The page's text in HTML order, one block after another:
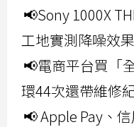
📢Sony 1000X
工地實測降噪效
📢電商平台買「
環44次還帶維修
📢 Apple Pay、